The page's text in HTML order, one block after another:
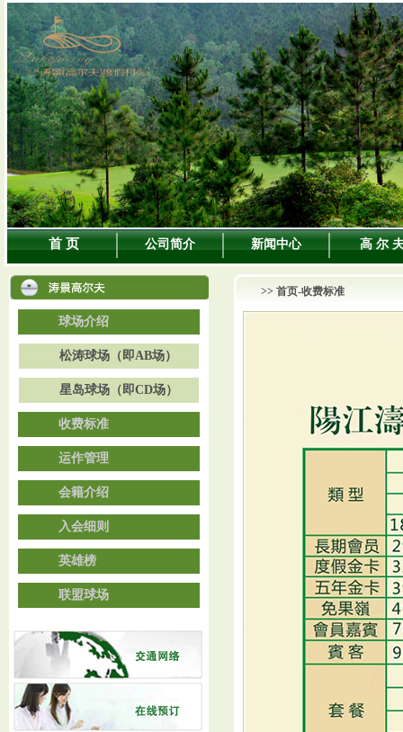
首 页 公司简介 新闻中心 高 尔
球场介绍
松涛球场（即AB场）
星岛球场（即CD场）
收费标准
运作管理
会籍介绍
入会细则
英雄榜
联盟球场
>> 首页-收费标准